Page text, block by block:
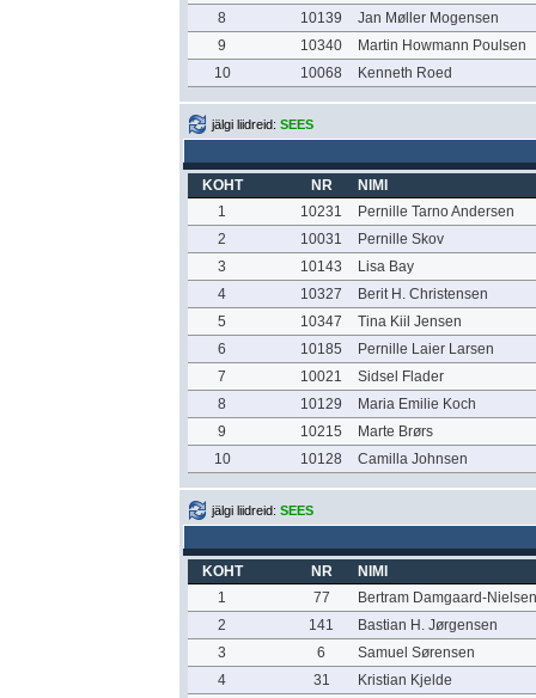
8
10139
Jan Møller Mogensen
9
10340
Martin Howmann Poulsen
10
10068 Kenneth Roed
jälgi liidreid: SEES
KOHT NR
NIMI
1
10231
Pernille Tarno Andersen
2
10031
Pernille Skov
3
10143
Lisa Bay
4
10327
Berit H. Christensen
5
10347
Tina Kiil Jensen
6
10185
Pernille Laier Larsen
7
10021
Sidsel Flader
8
10129
Maria Emilie Koch
9
10215
Marte Brørs
10
10128 Camilla Johnsen
jälgi liidreid: SEES
KOHT NR
NIMI
1
77
Bertram Damgaard-Nielsen
2
141
Bastian H. Jørgensen
3
6
Samuel Sørensen
4
31
Kristian Kjelde